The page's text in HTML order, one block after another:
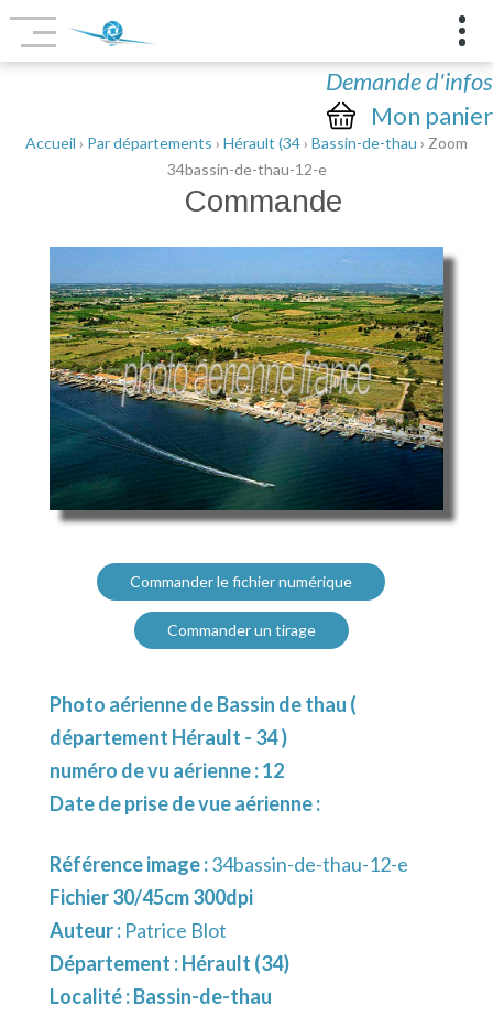
Demande d'infos
Mon panier
Accueil › Par départements › Hérault (34› Bassin-de-thau › Zoom
34bassin-de-thau-12-e
Commande
Commander le fichier numérique
Commander un tirage
Photo aérienne de Bassin de thau (
département Hérault - 34 )
numéro de vu aérienne : 12
Date de prise de vue aérienne :
Référence image :34bassin-de-thau-12-e
Fichier 30/45cm 300dpi
Auteur : Patrice Blot
Département :Hérault (34)
Localité :Bassin-de-thau